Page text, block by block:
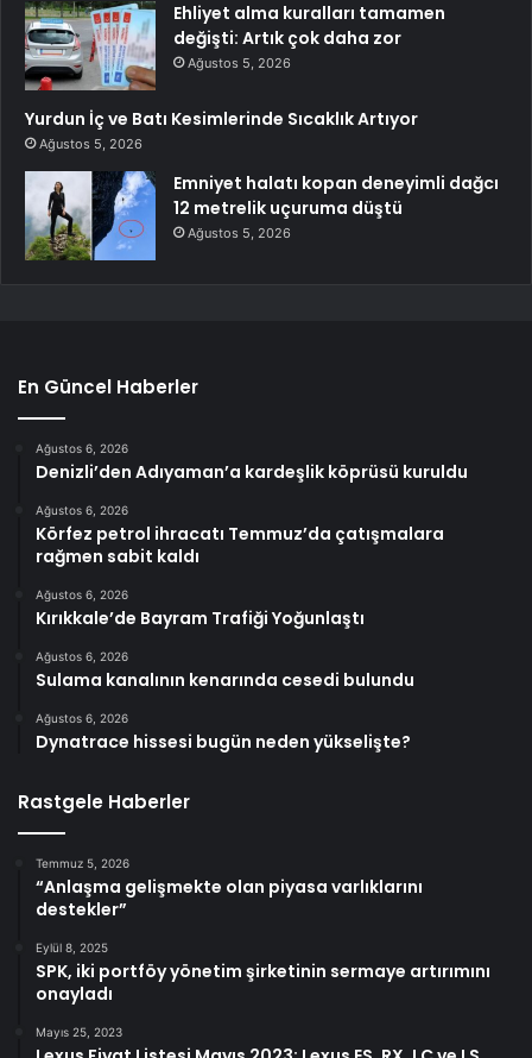
Ehliyet alma kuralları tamamen
değişti: Artık çok daha zor
Ağustos 5, 2026
Yurdun İç ve Batı Kesimlerinde Sıcaklık Artıyor
Ağustos 5, 2026
Emniyet halatı kopan deneyimli dağcı
12 metrelik uçuruma düştü
Ağustos 5, 2026
En Güncel Haberler
Ağustos 6, 2026
Denizli’den Adıyaman’a kardeşlik köprüsü kuruldu
Ağustos 6, 2026
Körfez petrol ihracatı Temmuz’da çatışmalara
rağmen sabit kaldı
Ağustos 6, 2026
Kırıkkale’de Bayram Trafiği Yoğunlaştı
Ağustos 6, 2026
Sulama kanalının kenarında cesedi bulundu
Ağustos 6, 2026
Dynatrace hissesi bugün neden yükselişte?
Rastgele Haberler
Temmuz 5, 2026
“Anlaşma gelişmekte olan piyasa varlıklarını
destekler”
Eylül 8, 2025
SPK, iki portföy yönetim şirketinin sermaye artırımını
onayladı
Mayıs 25, 2023